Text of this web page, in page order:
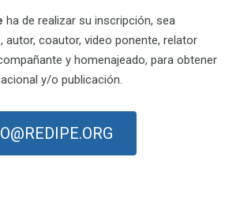
ha de realizar su inscripción, sea
autor, coautor, video ponente, relator
y homenajeado, para obtener
y/o publicación.